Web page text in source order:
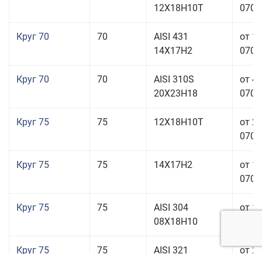
12Х18Н10Т
Круг 70 70
AISI 431
14Х17Н2
от
Круг 70 70
AISI 310S
20Х23Н18
от
Круг 75 75 12Х18Н10Т
от
Круг 75 75 14Х17Н2
от
Круг 75 75
AISI 304
08Х18Н10
от
Круг 75 75 AISI 321 от